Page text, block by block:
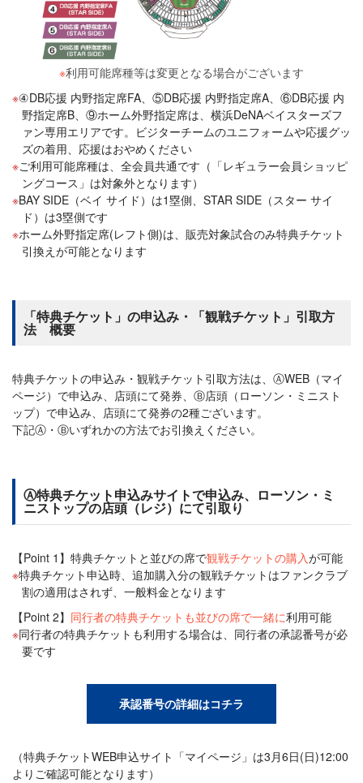
※利用可能席種等は変更となる場合がございます
④DB応援 内野指定席FA、⑤DB応援 内野指定席A、⑥DB応援 内
野指定席B、⑨ホーム外野指定席は、横浜DeNAベイスターズフ
ァン専用エリアです。ビジターチームのユニフォームや応援グッ
ズの着用、応援はおやめください
ご利用可能席種は、全会員共通です（「レギュラー会員ショッピ
ングコース」は対象外となります）
BAY SIDE（ベイ サイド）は1塁側、STAR SIDE（スター サイ
ド）は3塁側です
ホーム外野指定席(レフト側)は、販売対象試合のみ特典チケット
引換えが可能となります
「特典チケット」の申込み・「観戦チケット」引取方
法 概要
特典チケットの申込み・観戦チケット引取方法は、ⒶWEB（マイ
ページ）で申込み、店頭にて発券、Ⓑ店頭（ローソン・ミニスト
ップ）で申込み、店頭にて発券の2種ございます。
下記Ⓐ・Ⓑいずれかの方法でお引換えください。
Ⓐ特典チケット申込みサイトで申込み、ローソン・ミ
ニストップの店頭（レジ）にて引取り
【Point 1】特典チケットと並びの席で観戦チケットの購入が可能
特典チケット申込時、追加購入分の観戦チケットはファンクラブ
割の適用はされず、一般料金となります
【Point 2】 同行者の特典チケットも並びの席で一緒に利用可能
同行者の特典チケットも利用する場合は、同行者の承認番号が必
要です
承認番号の詳細はコチラ
（特典チケットWEB申込サイト「マイページ」は3月6日(日)12:00
よりご確認可能となります）